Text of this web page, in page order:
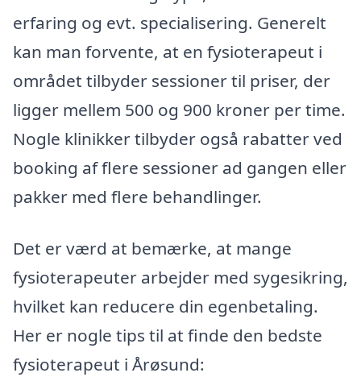
erfaring og evt. specialisering. Generelt
kan man forvente, at en fysioterapeut i
området tilbyder sessioner til priser, der
ligger mellem 500 og 900 kroner per time.
Nogle klinikker tilbyder også rabatter ved
booking af flere sessioner ad gangen eller
pakker med flere behandlinger.
Det er værd at bemærke, at mange
fysioterapeuter arbejder med sygesikring,
hvilket kan reducere din egenbetaling.
Her er nogle tips til at finde den bedste
fysioterapeut i Årøsund: